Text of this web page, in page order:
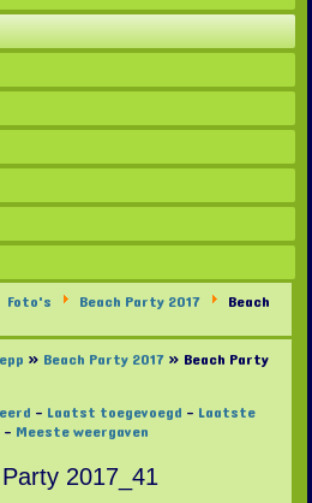
Foto's Beach Party 2017 Beach
» Beach Party 2017» Beach Party
- Laatst toegevoegd - Laatste
- Meeste weergaven
2017_41